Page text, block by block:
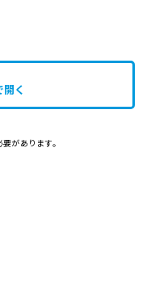
開く
があります。